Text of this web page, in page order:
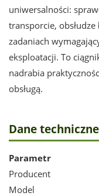
uniwersalności:
transporcie, obsłudze
zadaniach
eksploatacji. To
nadrabia
obsługą.
Dane techniczne
Parametr
Producent
Model